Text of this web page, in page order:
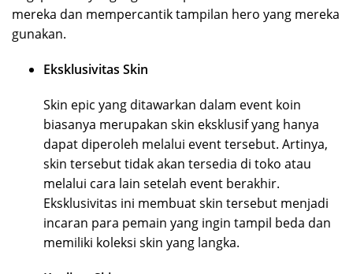
mereka dan mempercantik tampilan hero yang mereka
gunakan.
Eksklusivitas Skin
Skin epic yang ditawarkan dalam event koin
biasanya merupakan skin eksklusif yang hanya
dapat diperoleh melalui event tersebut. Artinya,
skin tersebut tidak akan tersedia di toko atau
melalui cara lain setelah event berakhir.
Eksklusivitas ini membuat skin tersebut menjadi
incaran para pemain yang ingin tampil beda dan
memiliki koleksi skin yang langka.